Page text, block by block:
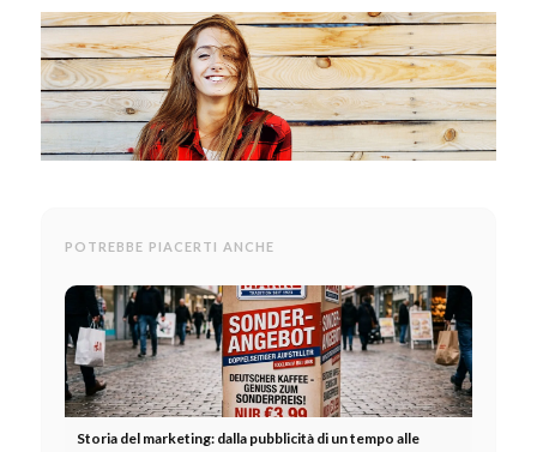
POTREBBE PIACERTI ANCHE
Storia del marketing: dalla pubblicità di un tempo alle